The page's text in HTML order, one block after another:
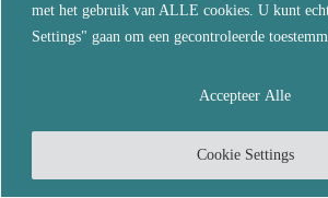
met het gebruik van ALLE cookies. U kunt
Settings" gaan om een gecontroleerde
Cookie Settings
Accepteer Alle
langer op de...
De echte reden waarom
‘turboveroudering’ ziet…